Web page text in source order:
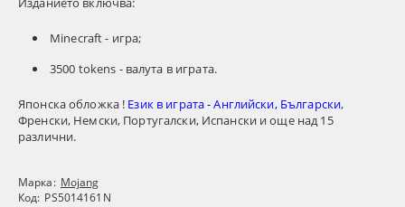
Minecraft - игра;
3500 tokens - валута в играта.
Японска обложка ! Език в играта - Английски, Български,
Френски, Немски, Португалски, Испански и още над 15
различни.
Марка: Mojang
Код: PS5014161N